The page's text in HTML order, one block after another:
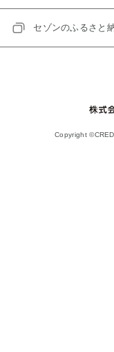
セゾンのふるさと
Copyright